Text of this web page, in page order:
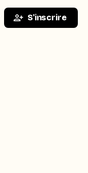
S'inscrire